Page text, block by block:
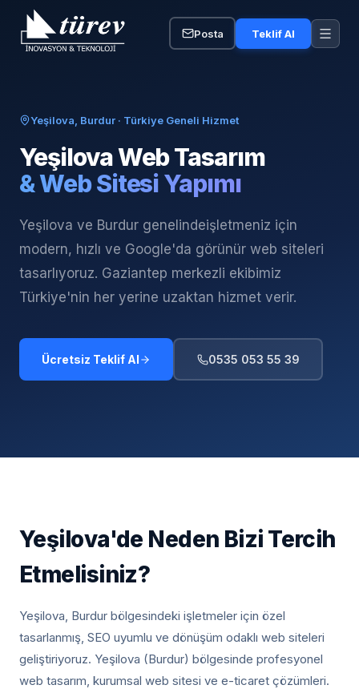
Posta Teklif Al
Yeşilova, Burdur · Türkiye Geneli Hizmet
YeşilovaWeb Tasarım
& Web Sitesi Yapımı
Yeşilova ve Burdur genelindeişletmeniz için
modern, hızlı ve Google'da görünür web siteleri
tasarlıyoruz. Gaziantep merkezli ekibimiz
Türkiye'nin her yerine uzaktan hizmet verir.
Ücretsiz Teklif Al 0535 053 55 39
Yeşilova'de Neden Bizi Tercih
Etmelisiniz?
Yeşilova, Burdur bölgesindeki işletmeler için özel
tasarlanmış, SEO uyumlu ve dönüşüm odaklı web siteleri
geliştiriyoruz. Yeşilova (Burdur) bölgesinde profesyonel
web tasarım, kurumsal web sitesi ve e-ticaret çözümleri.